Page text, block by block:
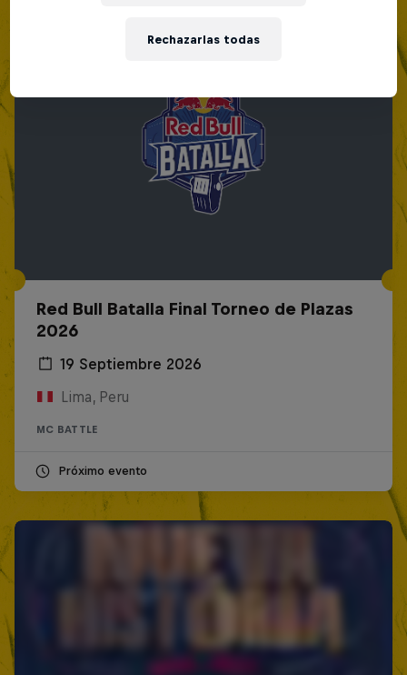
Red Bull Batalla Final Torneo de Plazas
2026
19 Septiembre 2026
Lima, Peru
MC BATTLE
Próximo evento
Rechazarlas todas